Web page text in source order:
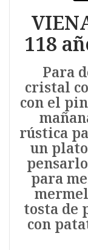
118
Para
cristal
con el
rústica
un
para
tosta de
con